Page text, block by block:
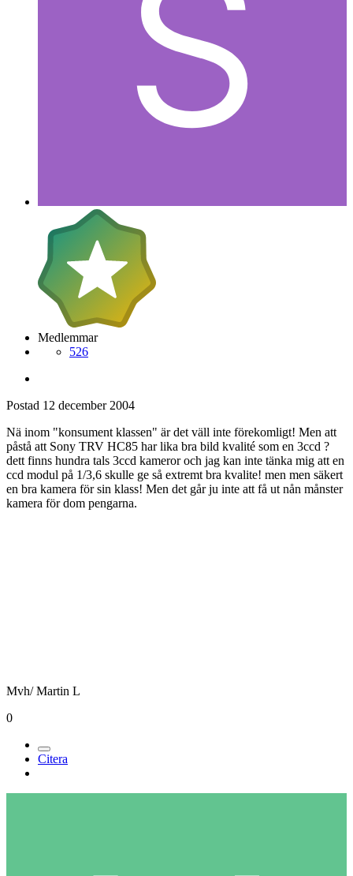
Medlemmar
526
Postad 12 december 2004
Nä inom "konsument klassen" är det väll inte förekomligt! Men att
påstå att Sony TRV HC85 har lika bra bild kvalité som en 3ccd ?
dett finns hundra tals 3ccd kameror och jag kan inte tänka mig att en
ccd modul på 1/3,6 skulle ge så extremt bra kvalite! men men säkert
en bra kamera för sin klass! Men det går ju inte att få ut nån månster
kamera för dom pengarna.
Mvh/ Martin L
0
Citera